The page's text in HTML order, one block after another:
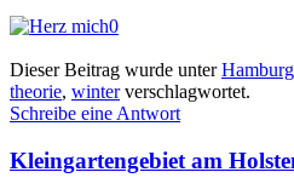
0
Dieser Beitrag wurde unterHamburg
theorie, winterverschlagwortet.
Schreibe eine Antwort
Kleingartengebiet am